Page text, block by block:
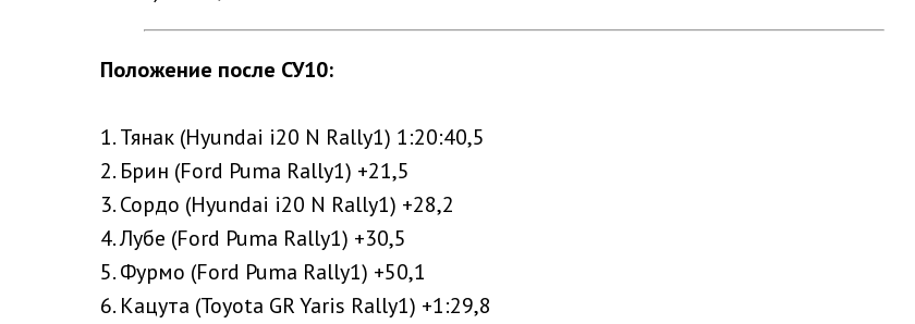
Положение после СУ10:
1. Тянак (Hyundai i20 N Rally1) 1:20:40,5
2. Брин (Ford Puma Rally1) +21,5
3. Сордо (Hyundai i20 N Rally1) +28,2
4. Лубе (Ford Puma Rally1) +30,5
5. Фурмо (Ford Puma Rally1) +50,1
6. Кацута (Toyota GR Yaris Rally1) +1:29,8